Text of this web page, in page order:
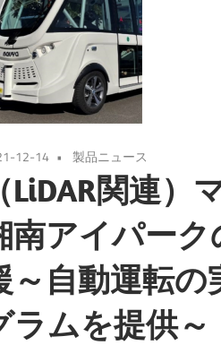
12-14 製品ニュース
（LiDAR関連
南アイパー
～自動運転の
ラムを提供～